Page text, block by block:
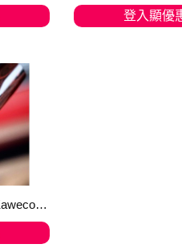
登入顯優
限量140週年紀念版 Kaweco EBONIT Sport 2023 硬橡膠鋼筆，筆尖軟彈，寫耐唔會攰